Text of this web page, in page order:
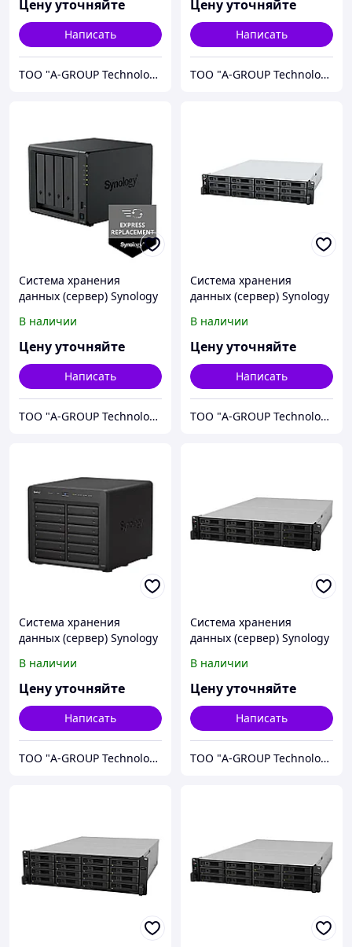
Цену уточняйте
Написать
ТОО "A-GROUP Technologies"
Цену уточняйте
Написать
ТОО "A-GROUP Technologies"
Система хранения
данных (сервер) Synology
В наличии
Цену уточняйте
Написать
ТОО "A-GROUP Technologies"
Система хранения
данных (сервер) Synology
В наличии
Цену уточняйте
Написать
ТОО "A-GROUP Technologies"
Система хранения
данных (сервер) Synology
В наличии
Цену уточняйте
Написать
ТОО "A-GROUP Technologies"
Система хранения
данных (сервер) Synology
В наличии
Цену уточняйте
Написать
ТОО "A-GROUP Technologies"